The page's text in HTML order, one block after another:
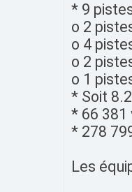
* 9
o 2
o 4
o 2
o 1
* Soit
* 66 381
* 278
Les